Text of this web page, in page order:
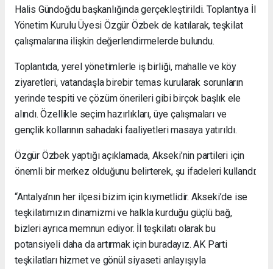
Halis Gündoğdu başkanlığında gerçekleştirildi. Toplantıya İl
Yönetim Kurulu Üyesi Özgür Özbek de katılarak, teşkilat
çalışmalarına ilişkin değerlendirmelerde bulundu.
Toplantıda, yerel yönetimlerle iş birliği, mahalle ve köy
ziyaretleri, vatandaşla birebir temas kurularak sorunların
yerinde tespiti ve çözüm önerileri gibi birçok başlık ele
alındı. Özellikle seçim hazırlıkları, üye çalışmaları ve
gençlik kollarının sahadaki faaliyetleri masaya yatırıldı.
Özgür Özbek yaptığı açıklamada, Akseki’nin partileri için
önemli bir merkez olduğunu belirterek, şu ifadeleri kullandı:
“Antalya’nın her ilçesi bizim için kıymetlidir. Akseki’de ise
teşkilatımızın dinamizmi ve halkla kurduğu güçlü bağ,
bizleri ayrıca memnun ediyor. İl teşkilatı olarak bu
potansiyeli daha da artırmak için buradayız. AK Parti
teşkilatları hizmet ve gönül siyaseti anlayışıyla